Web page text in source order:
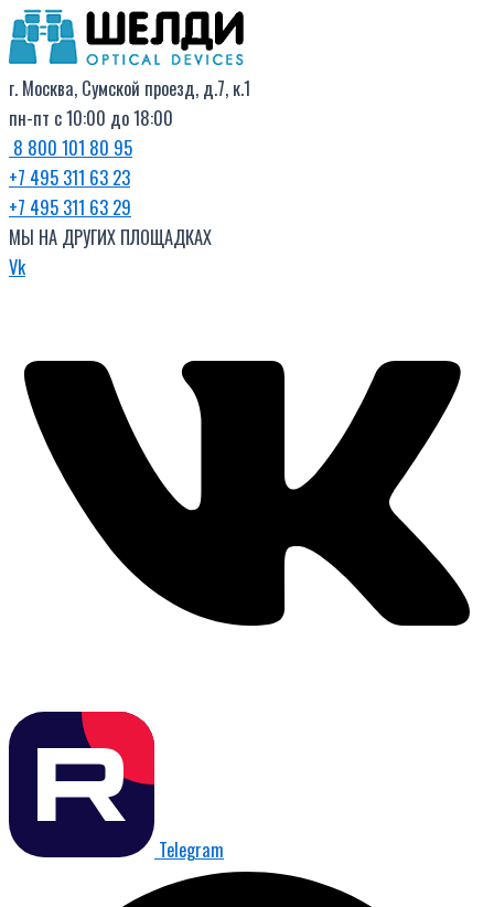
Перейти
к
содержимому
г. Москва, Сумской проезд, д.7, к.1
пн-пт с 10:00 до 18:00
8 800 101 80 95
+7 495 311 63 23
+7 495 311 63 29
МЫ НА ДРУГИХ ПЛОЩАДКАХ
Vk
Telegram
Поиск
товаров